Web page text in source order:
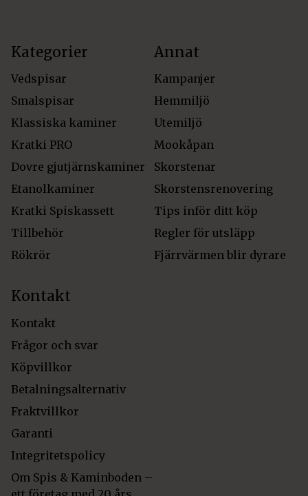
Kategorier
Vedspisar
Smalspisar
Klassiska kaminer
Kratki PRO
Dovre gjutjärnskaminer
Etanolkaminer
Kratki Spiskassett
Tillbehör
Rökrör
Annat
Kampanjer
Hemmiljö
Utemiljö
Mookåpan
Skorstenar
Skorstensrenovering
Tips inför ditt köp
Regler för utsläpp
Fjärrvärmen blir dyrare
Kontakt
Kontakt
Frågor och svar
Köpvillkor
Betalningsalternativ
Fraktvillkor
Garanti
Integritetspolicy
Om Spis & Kaminboden –